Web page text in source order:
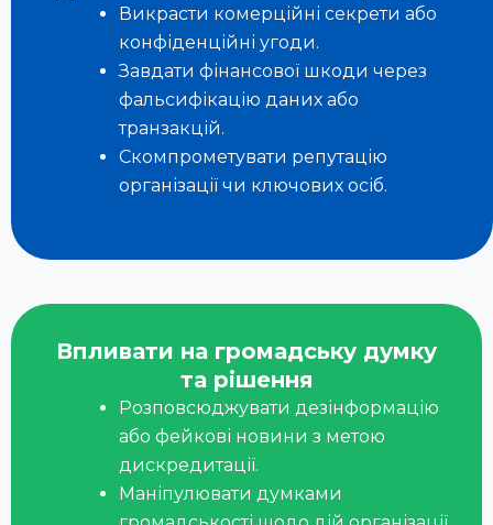
Викрасти комерційні секрети або
конфіденційні угоди.
Завдати фінансової шкоди через
фальсифікацію даних або
транзакцій.
Скомпрометувати репутацію
організації чи ключових осіб.
Впливати на громадську думку
та рішення
Розповсюджувати дезінформацію
або фейкові новини з метою
дискредитації.
Маніпулювати думками